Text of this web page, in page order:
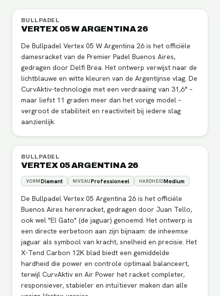
BULLPADEL
VERTEX 05 W ARGENTINA 26
De Bullpadel Vertex 05 W Argentina 26 is het officiële
damesracket van de Premier Padel Buenos Aires,
gedragen door Delfi Brea. Het ontwerp verwijst naar de
lichtblauwe en witte kleuren van de Argentijnse vlag. De
CurvAktiv-technologie met een verdraaiing van 31,6° –
maar liefst 11 graden meer dan het vorige model –
vergroot de stabiliteit en reactiviteit bij iedere slag
aanzienlijk.
BULLPADEL
VERTEX 05 ARGENTINA 26
VORMDiamant NIVEAUProfessioneel HARDHEIDMedium
De Bullpadel Vertex 05 Argentina 26 is het officiële
Buenos Aires herenracket, gedragen door Juan Tello,
ook wel "El Gato" (de jaguar) genoemd. Het ontwerp is
een directe eerbetoon aan zijn bijnaam: de inheemse
jaguar als symbool van kracht, snelheid en precisie. Het
X-Tend Carbon 12K blad biedt een gemiddelde
hardheid die power en controle optimaal balanceert,
terwijl CurvAktiv en Air Power het racket completer,
responsiever, stabieler en intuïtiever maken dan alle